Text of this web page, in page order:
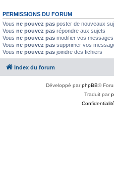
PERMISSIONS DU FORUM
Vous ne pouvez pas poster de nouveaux
Vous ne pouvez pas répondre aux sujets
Vous ne pouvez pas modifier vos messages
Vous ne pouvez pas supprimer vos
Vous ne pouvez pas joindre des fichiers
Index du forum
Développé parphpBB®
Traduit par
Confidentialité